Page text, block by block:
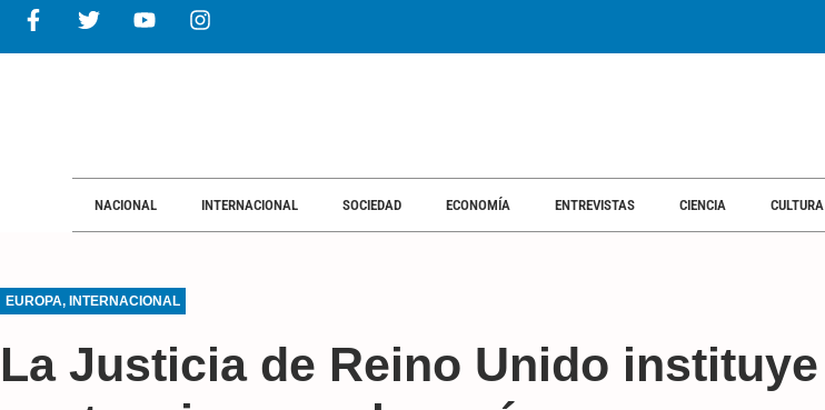
NACIONAL INTERNACIONAL SOCIEDAD ECONOMÍA ENTREVISTAS CIENCIA CULTURA
EUROPA, INTERNACIONAL
La Justicia de Reino Unido instituye